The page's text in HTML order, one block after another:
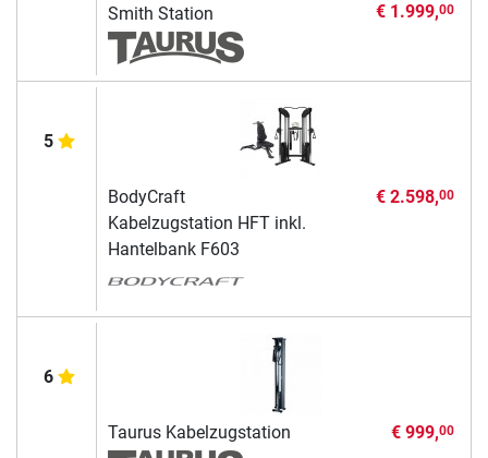
Smith Station
€ 1.999,00
5
BodyCraft
Kabelzugstation HFT inkl.
Hantelbank F603
€ 2.598,00
6
Taurus Kabelzugstation € 999,00